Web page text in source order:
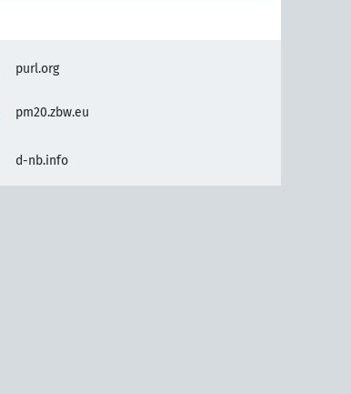
purl.org
pm20.zbw.eu
d-nb.info